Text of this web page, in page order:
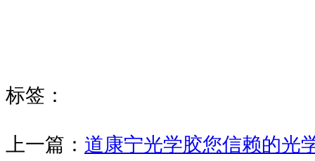
标签：
上一篇： 道康宁光学胶您信赖的光